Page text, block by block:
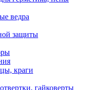
ведра
защиты
краги
гайковерты